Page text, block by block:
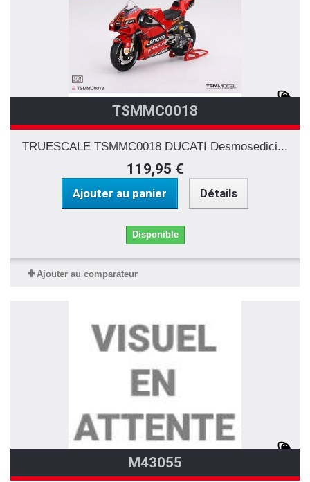
TSMMC0018
TRUESCALE TSMMC0018 DUCATI Desmosedici...
119,95 €
Ajouter au panier Détails
Disponible
Ajouter au comparateur
M43055